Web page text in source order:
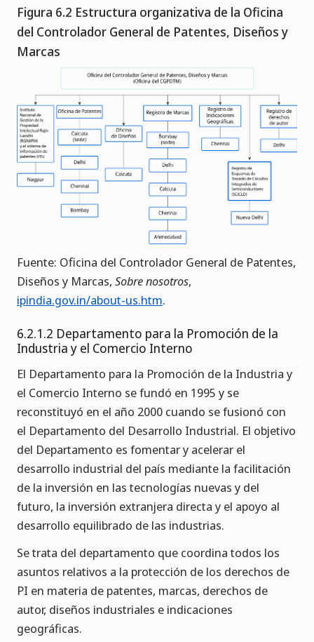
Figura 6.2 Estructura organizativa de la Oficina
del Controlador General de Patentes, Diseños y
Marcas
Fuente: Oficina del Controlador General de Patentes,
Diseños y Marcas, Sobre nosotros,
ipindia.gov.in/about-us.htm.
6.2.1.2 Departamento para la Promoción de la
Industria y el Comercio Interno
El Departamento para la Promoción de la Industria y
el Comercio Interno se fundó en 1995 y se
reconstituyó en el año 2000 cuando se fusionó con
el Departamento del Desarrollo Industrial. El objetivo
del Departamento es fomentar y acelerar el
desarrollo industrial del país mediante la facilitación
de la inversión en las tecnologías nuevas y del
futuro, la inversión extranjera directa y el apoyo al
desarrollo equilibrado de las industrias.
Se trata del departamento que coordina todos los
asuntos relativos a la protección de los derechos de
PI en materia de patentes, marcas, derechos de
autor, diseños industriales e indicaciones
geográficas.